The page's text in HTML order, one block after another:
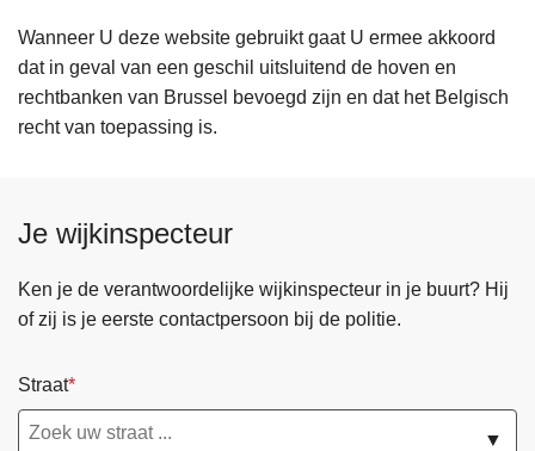
Wanneer U deze website gebruikt gaat U ermee akkoord
dat in geval van een geschil uitsluitend de hoven en
rechtbanken van Brussel bevoegd zijn en dat het Belgisch
recht van toepassing is.
Je wijkinspecteur
Ken je de verantwoordelijke wijkinspecteur in je buurt? Hij
of zij is je eerste contactpersoon bij de politie.
Straat
▼